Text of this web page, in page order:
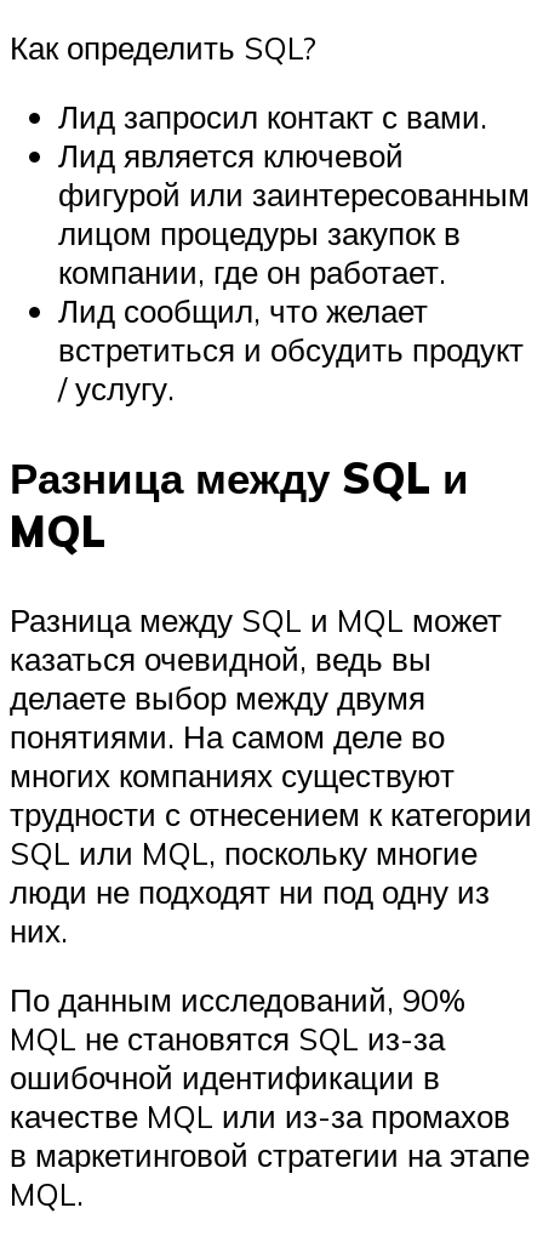
Как определить SQL?
Лид запросил контакт с вами.
Лид является ключевой
фигурой или заинтересованным
лицом процедуры закупок в
компании, где он работает.
Лид сообщил, что желает
встретиться и обсудить продукт
/ услугу.
Разница между SQL и
MQL
Разница между SQL и MQL может
казаться очевидной, ведь вы
делаете выбор между двумя
понятиями. На самом деле во
многих компаниях существуют
трудности с отнесением к категории
SQL или MQL, поскольку многие
люди не подходят ни под одну из
них.
По данным исследований, 90%
MQL не становятся SQL из-за
ошибочной идентификации в
качестве MQL или из-за промахов
в маркетинговой стратегии на этапе
MQL.